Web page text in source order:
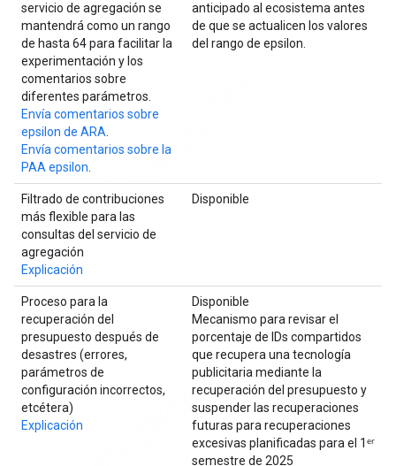
servicio de agregación se
mantendrá como un rango
de hasta 64 para facilitar la
experimentación y los
comentarios sobre
diferentes parámetros.
Envía comentarios sobre
epsilon de ARA
Envía comentarios sobre la
PAA epsilon
anticipado al ecosistema antes
de que se actualicen los valores
del rango de epsilon.
Filtrado de contribuciones
más flexible para las
consultas del servicio de
agregación
Explicación
Disponible
Proceso para la
recuperación del
presupuesto después de
desastres (errores,
parámetros de
configuración incorrectos,
etcétera)
Explicación
Disponible
Mecanismo para revisar el
porcentaje de IDs compartidos
que recupera una tecnología
publicitaria mediante la
recuperación del presupuesto y
suspender las recuperaciones
futuras para recuperaciones
excesivas planificadas para el 1ᵉʳ
semestre de 2025